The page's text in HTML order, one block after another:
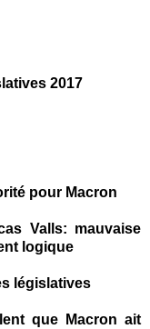
2017
pour Macron
Valls: mauvaise
logique
législatives
que Macron ait